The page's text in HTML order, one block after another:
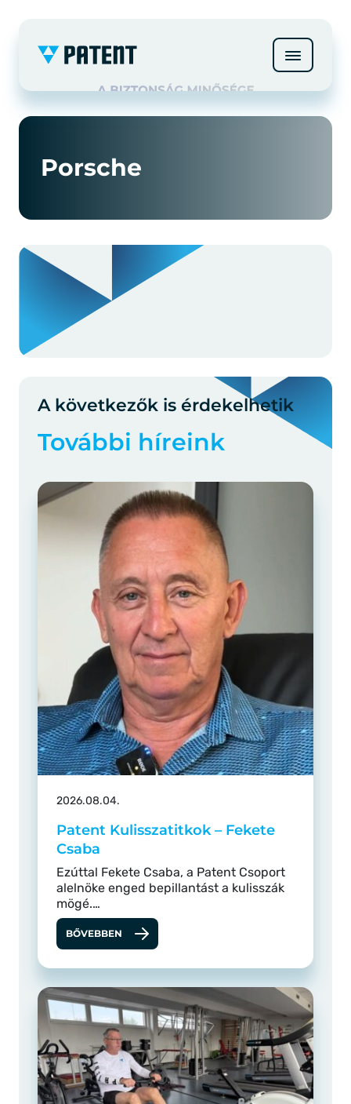
Porsche
A következők is érdekelhetik
További híreink
2026.08.04.
Patent Kulisszatitkok – Fekete
Csaba
Ezúttal Fekete Csaba, a Patent Csoport
alelnöke enged bepillantást a kulisszák
mögé.…
BŐVEBBEN